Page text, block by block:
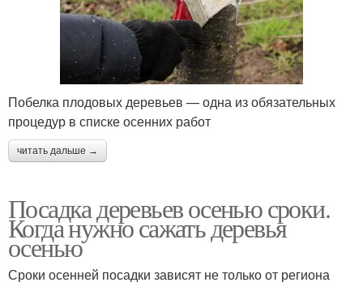
Побелка плодовых деревьев — одна из обязательных
процедур в списке осенних работ
читать дальше →
Посадка деревьев осенью сроки.
Когда нужно сажать деревья
осенью
Сроки осенней посадки зависят не только от региона